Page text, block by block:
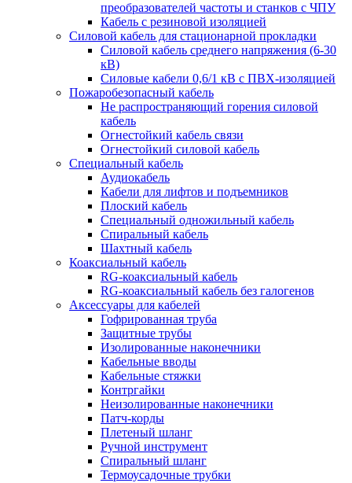
преобразователей частоты и станков с ЧПУ
Кабель с резиновой изоляцией
Силовой кабель для стационарной прокладки
Силовой кабель среднего напряжения (6-30
кВ)
Силовые кабели 0,6/1 кВ с ПВХ-изоляцией
Пожаробезопасный кабель
Не распространяющий горения силовой
кабель
Огнестойкий кабель связи
Огнестойкий силовой кабель
Специальный кабель
Аудиокабель
Кабели для лифтов и подъемников
Плоский кабель
Специальный одножильный кабель
Спиральный кабель
Шахтный кабель
Коаксиальный кабель
RG-коаксиальный кабель
RG-коаксиальный кабель без галогенов
Аксессуары для кабелей
Гофрированная труба
Защитные трубы
Изолированные наконечники
Кабельные вводы
Кабельные стяжки
Контргайки
Неизолированные наконечники
Патч-корды
Плетеный шланг
Ручной инструмент
Спиральный шланг
Термоусадочные трубки